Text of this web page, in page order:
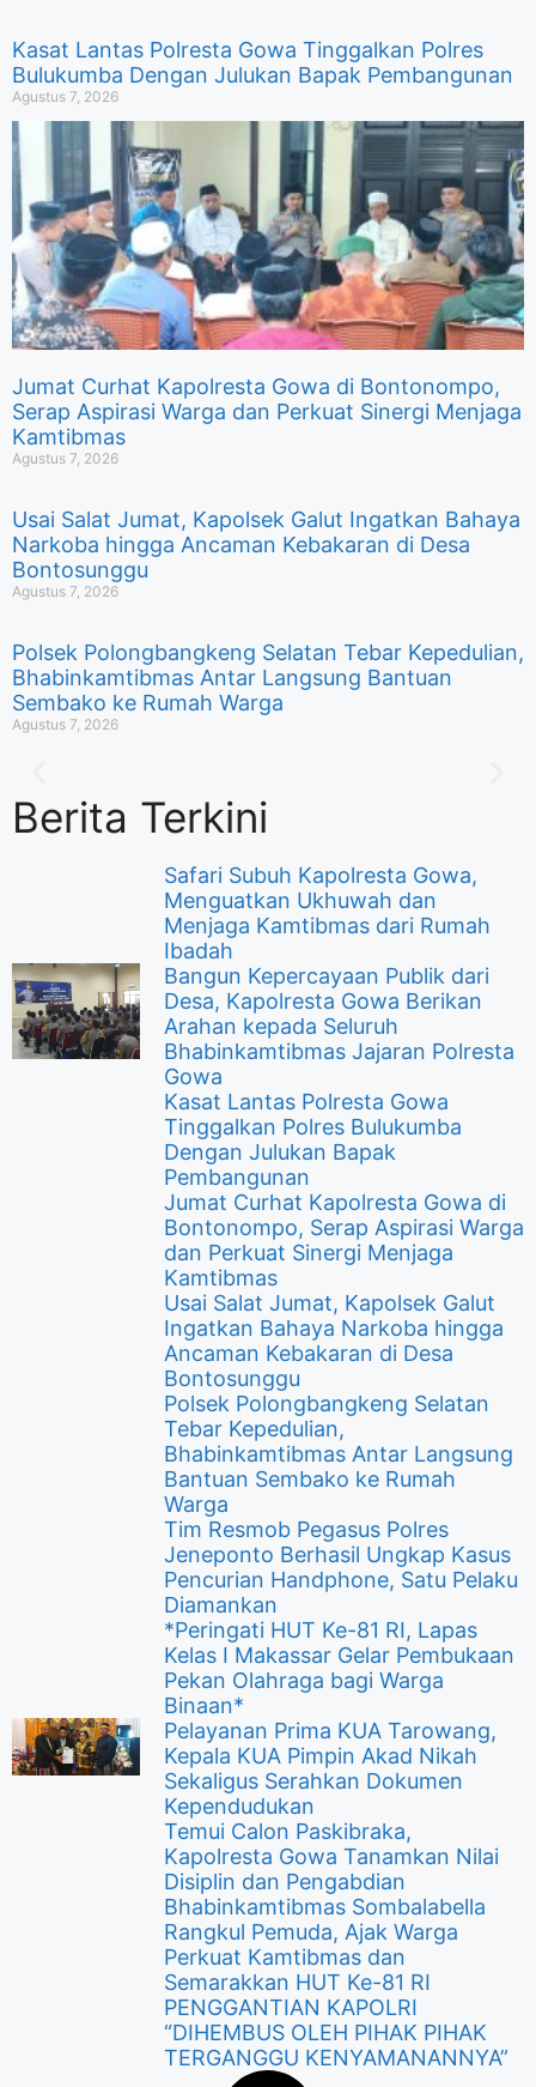
Kasat Lantas Polresta Gowa Tinggalkan Polres
Bulukumba Dengan Julukan Bapak Pembangunan
Agustus 7, 2026
Jumat Curhat Kapolresta Gowa di Bontonompo,
Serap Aspirasi Warga dan Perkuat Sinergi Menjaga
Kamtibmas
Agustus 7, 2026
Usai Salat Jumat, Kapolsek Galut Ingatkan Bahaya
Narkoba hingga Ancaman Kebakaran di Desa
Bontosunggu
Agustus 7, 2026
Polsek Polongbangkeng Selatan Tebar Kepedulian,
Bhabinkamtibmas Antar Langsung Bantuan
Sembako ke Rumah Warga
Agustus 7, 2026
Berita Terkini
Safari Subuh Kapolresta Gowa,
Menguatkan Ukhuwah dan
Menjaga Kamtibmas dari Rumah
Ibadah
Bangun Kepercayaan Publik dari
Desa, Kapolresta Gowa Berikan
Arahan kepada Seluruh
Bhabinkamtibmas Jajaran Polresta
Gowa
Kasat Lantas Polresta Gowa
Tinggalkan Polres Bulukumba
Dengan Julukan Bapak
Pembangunan
Jumat Curhat Kapolresta Gowa di
Bontonompo, Serap Aspirasi Warga
dan Perkuat Sinergi Menjaga
Kamtibmas
Usai Salat Jumat, Kapolsek Galut
Ingatkan Bahaya Narkoba hingga
Ancaman Kebakaran di Desa
Bontosunggu
Polsek Polongbangkeng Selatan
Tebar Kepedulian,
Bhabinkamtibmas Antar Langsung
Bantuan Sembako ke Rumah
Warga
Tim Resmob Pegasus Polres
Jeneponto Berhasil Ungkap Kasus
Pencurian Handphone, Satu Pelaku
Diamankan
*Peringati HUT Ke-81 RI, Lapas
Kelas I Makassar Gelar Pembukaan
Pekan Olahraga bagi Warga
Binaan*
Pelayanan Prima KUA Tarowang,
Kepala KUA Pimpin Akad Nikah
Sekaligus Serahkan Dokumen
Kependudukan
Temui Calon Paskibraka,
Kapolresta Gowa Tanamkan Nilai
Disiplin dan Pengabdian
Bhabinkamtibmas Sombalabella
Rangkul Pemuda, Ajak Warga
Perkuat Kamtibmas dan
Semarakkan HUT Ke-81 RI
PENGGANTIAN KAPOLRI
“DIHEMBUS OLEH PIHAK PIHAK
TERGANGGU KENYAMANANNYA”